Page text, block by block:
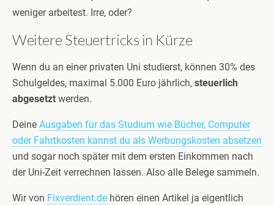
weniger arbeitest. Irre, oder?
Weitere Steuertricks in Kürze
Wenn du an einer privaten Uni studierst, können 30% des
Schulgeldes, maximal 5.000 Euro jährlich, steuerlich
abgesetzt werden.
Deine Ausgaben für das Studium wie Bücher, Computer
oder Fahrtkosten kannst du als Werbungskosten absetzen
und sogar noch später mit dem ersten Einkommen nach
der Uni-Zeit verrechnen lassen. Also alle Belege sammeln.
Wir von Fixverdient.de hören einen Artikel ja eigentlich